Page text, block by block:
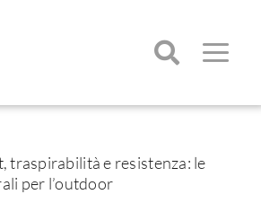
Toggle
traspirabilità e resistenza: le
per l’outdoor